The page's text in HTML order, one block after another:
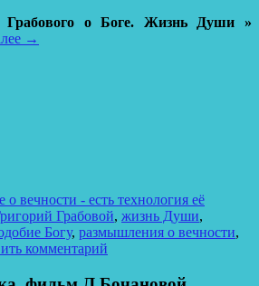
Грабового о Боге. Жизнь Души »
→
вечности - есть технология её
Грабовой, жизнь Души,
Богу, размышления о вечности,
комментарий